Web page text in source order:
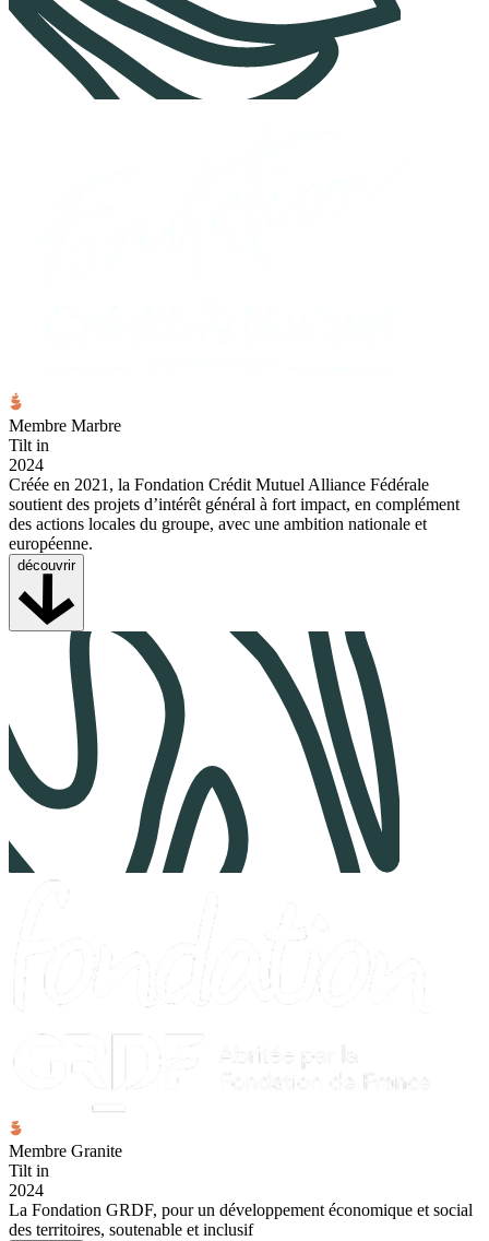
Membre Marbre
Tilt in
2024
Créée en 2021, la Fondation Crédit Mutuel Alliance Fédérale
soutient des projets d’intérêt général à fort impact, en complément
des actions locales du groupe, avec une ambition nationale et
européenne.
découvrir
Membre Granite
Tilt in
2024
La Fondation GRDF, pour un développement économique et social
des territoires, soutenable et inclusif